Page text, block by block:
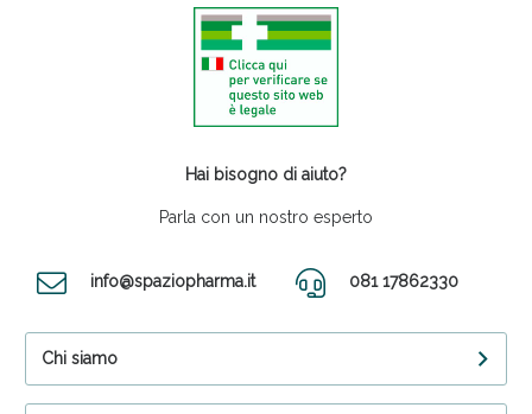
Hai bisogno di aiuto?
Parla con un nostro esperto
info@spaziopharma.it 081 17862330
Chi siamo